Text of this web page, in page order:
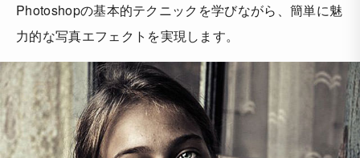
Photoshopの基本的テクニックを学びながら、簡単に魅
力的な写真エフェクトを実現します。